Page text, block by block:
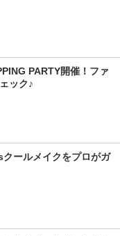
PARTY開催！ファ
ック♪
クールメイクをプロがガ